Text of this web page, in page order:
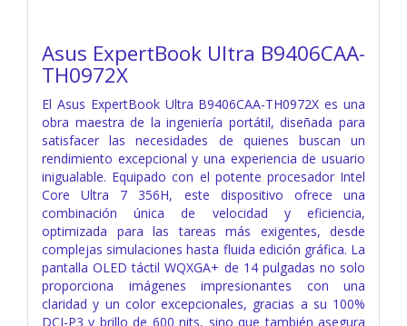
Asus ExpertBook Ultra B9406CAA-
TH0972X
El Asus ExpertBook Ultra B9406CAA-TH0972X es una
obra maestra de la ingeniería portátil, diseñada para
satisfacer las necesidades de quienes buscan un
rendimiento excepcional y una experiencia de usuario
inigualable. Equipado con el potente procesador Intel
Core Ultra 7 356H, este dispositivo ofrece una
combinación única de velocidad y eficiencia,
optimizada para las tareas más exigentes, desde
complejas simulaciones hasta fluida edición gráfica. La
pantalla OLED táctil WQXGA+ de 14 pulgadas no solo
proporciona imágenes impresionantes con una
claridad y un color excepcionales, gracias a su 100%
DCI-P3 y brillo de 600 nits, sino que también asegura